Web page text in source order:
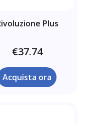
Plus
€37.74
Acquista ora